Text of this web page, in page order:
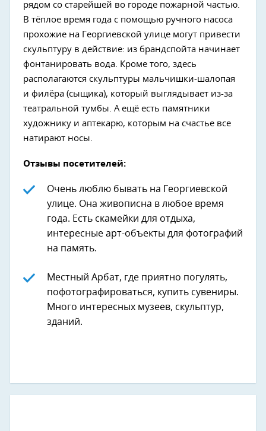
рядом со старейшей во городе пожарной частью.
В тёплое время года с помощью ручного насоса
прохожие на Георгиевской улице могут привести
скульптуру в действие: из брандспойта начинает
фонтанировать вода. Кроме того, здесь
располагаются скульптуры мальчишки-шалопая
и филёра (сыщика), который выглядывает из-за
театральной тумбы. А ещё есть памятники
художнику и аптекарю, которым на счастье все
натирают носы.
Отзывы посетителей:
Очень люблю бывать на Георгиевской
улице. Она живописна в любое время
года. Есть скамейки для отдыха,
интересные арт-объекты для фотографий
на память.
Местный Арбат, где приятно погулять,
пофотографироваться, купить сувениры.
Много интересных музеев, скульптур,
зданий.